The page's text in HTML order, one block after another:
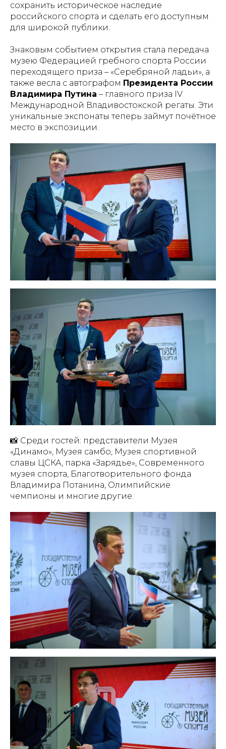
сохранить историческое наследие
российского спорта и сделать его доступным
для широкой публики.
Знаковым событием открытия стала передача
музею Федерацией гребного спорта России
переходящего приза – «Серебряной ладьи», а
также весла с автографом Президента России
Владимира Путина – главного приза IV
Международной Владивостокской регаты. Эти
уникальные экспонаты теперь займут почётное
место в экспозиции.
📸 Среди гостей: представители Музея
«Динамо», Музея самбо, Музея спортивной
славы ЦСКА, парка «Зарядье», Современного
музея спорта, Благотворительного фонда
Владимира Потанина, Олимпийские
чемпионы и многие другие.